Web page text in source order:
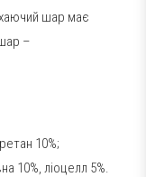
шар має
–
10%;
10%, ліоцелл 5%.